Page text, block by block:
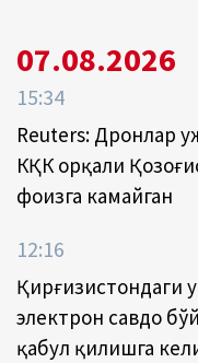
07.08.2026
15:34
Reuters: Дронлар
КҚК орқали
фоизга камайган
12:16
Қирғизистондаги
электрон савдо
қабул қилишга